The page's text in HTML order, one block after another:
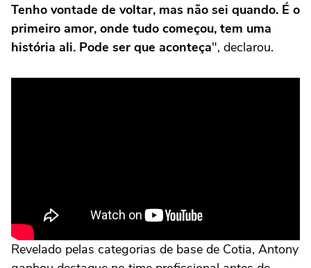
Tenho vontade de voltar, mas não sei quando. É o
primeiro amor, onde tudo começou, tem uma
história ali. Pode ser que aconteça", declarou.
Revelado pelas categorias de base de Cotia, Antony